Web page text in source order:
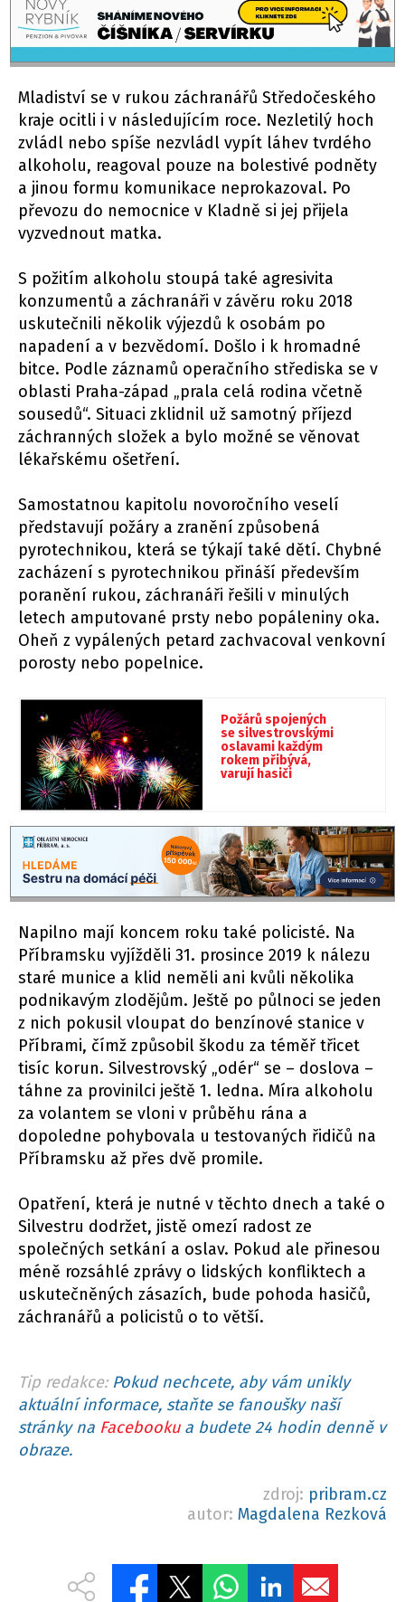
Mladiství se v rukou záchranářů Středočeského
kraje ocitli i v následujícím roce. Nezletilý hoch
zvládl nebo spíše nezvládl vypít láhev tvrdého
alkoholu, reagoval pouze na bolestivé podněty
a jinou formu komunikace neprokazoval. Po
převozu do nemocnice v Kladně si jej přijela
vyzvednout matka.
S požitím alkoholu stoupá také agresivita
konzumentů a záchranáři v závěru roku 2018
uskutečnili několik výjezdů k osobám po
napadení a v bezvědomí. Došlo i k hromadné
bitce. Podle záznamů operačního střediska se v
oblasti Praha-západ „prala celá rodina včetně
sousedů“. Situaci zklidnil už samotný příjezd
záchranných složek a bylo možné se věnovat
lékařskému ošetření.
Samostatnou kapitolu novoročního veselí
představují požáry a zranění způsobená
pyrotechnikou, která se týkají také dětí. Chybné
zacházení s pyrotechnikou přináší především
poranění rukou, záchranáři řešili v minulých
letech amputované prsty nebo popáleniny oka.
Oheň z vypálených petard zachvacoval venkovní
porosty nebo popelnice.
Požárů spojených
se silvestrovskými
oslavami každým
rokem přibývá,
varují hasiči
Napilno mají koncem roku také policisté. Na
Příbramsku vyjížděli 31. prosince 2019 k nálezu
staré munice a klid neměli ani kvůli několika
podnikavým zlodějům. Ještě po půlnoci se jeden
z nich pokusil vloupat do benzínové stanice v
Příbrami, čímž způsobil škodu za téměř třicet
tisíc korun. Silvestrovský „odér“ se – doslova –
táhne za provinilci ještě 1. ledna. Míra alkoholu
za volantem se vloni v průběhu rána a
dopoledne pohybovala u testovaných řidičů na
Příbramsku až přes dvě promile.
Opatření, která je nutné v těchto dnech a také o
Silvestru dodržet, jistě omezí radost ze
společných setkání a oslav. Pokud ale přinesou
méně rozsáhlé zprávy o lidských konfliktech a
uskutečněných zásazích, bude pohoda hasičů,
záchranářů a policistů o to větší.
Tip redakce: Pokud nechcete, aby vám unikly
aktuální informace, staňte se fanoušky naší
stránky na Facebookua budete 24 hodin denně v
obraze.
zdroj: pribram.cz
autor: Magdalena Rezková